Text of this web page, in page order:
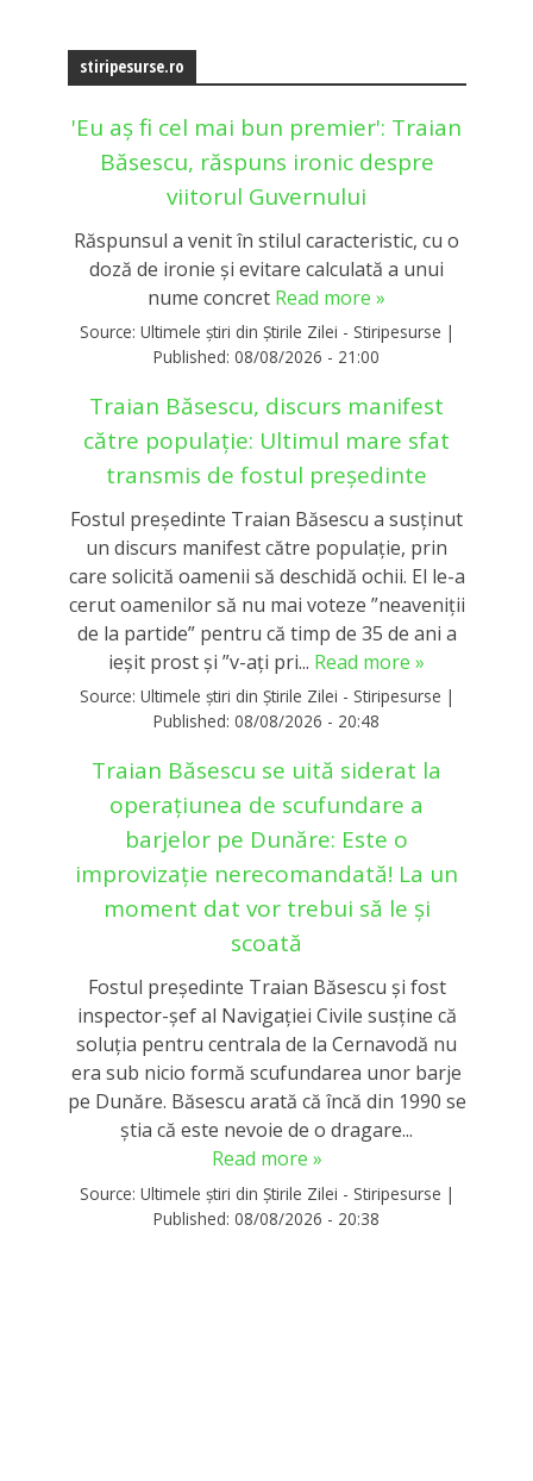
stiripesurse.ro
'Eu aș fi cel mai bun premier': Traian
Băsescu, răspuns ironic despre
viitorul Guvernului
Răspunsul a venit în stilul caracteristic, cu o
doză de ironie și evitare calculată a unui
nume concret Read more »
Source: Ultimele știri din Știrile Zilei - Stiripesurse |
Published: 08/08/2026 - 21:00
Traian Băsescu, discurs manifest
către populație: Ultimul mare sfat
transmis de fostul președinte
Fostul președinte Traian Băsescu a susținut
un discurs manifest către populație, prin
care solicită oamenii să deschidă ochii. El le-a
cerut oamenilor să nu mai voteze ”neaveniții
de la partide” pentru că timp de 35 de ani a
ieșit prost și ”v-ați pri... Read more »
Source: Ultimele știri din Știrile Zilei - Stiripesurse |
Published: 08/08/2026 - 20:48
Traian Băsescu se uită siderat la
operațiunea de scufundare a
barjelor pe Dunăre: Este o
improvizație nerecomandată! La un
moment dat vor trebui să le și
scoată
Fostul președinte Traian Băsescu și fost
inspector-șef al Navigației Civile susține că
soluția pentru centrala de la Cernavodă nu
era sub nicio formă scufundarea unor barje
pe Dunăre. Băsescu arată că încă din 1990 se
știa că este nevoie de o dragare...
Read more »
Source: Ultimele știri din Știrile Zilei - Stiripesurse |
Published: 08/08/2026 - 20:38